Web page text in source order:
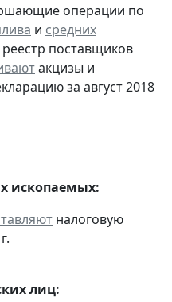
операции по
и средних
поставщиков
акцизы и
за август 2018
ископаемых:
налоговую
лиц: